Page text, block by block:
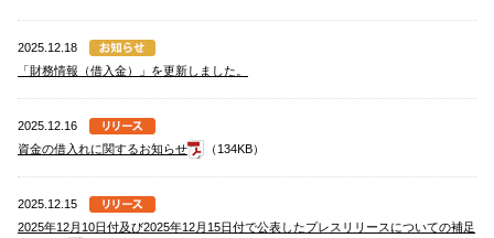
2025.12.18
「財務情報（借入金）」を更新しました。
2025.12.16
資金の借入れに関するお知らせ
（134KB）
2025.12.15
2025年12月10日付及び2025年12月15日付で公表したプレスリリースについての補足